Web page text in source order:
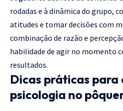
rodadas e à dinâmica do grupo,
atitudes e tomar decisões com
combinação de razão e
habilidade de agir no momento
resultados.
Dicas práticas para
psicologia no